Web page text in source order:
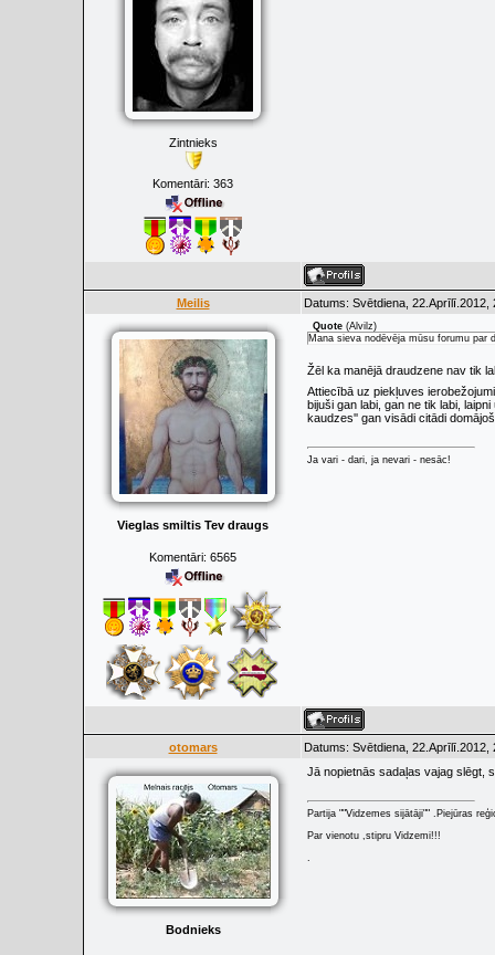
Zintnieks
Komentāri: 363
Meilis Datums: Svētdiena,
Vieglas smiltis Tev draugs
Komentāri: 6565
Quote (Alvilz)
Mana sieva nodēvēja mūsu forumu
Žēl ka manējā draudzene nav tik
Attiecībā uz piekļuves
bijuši gan labi, gan ne tik labi,
kaudzes'' gan visādi citādi
Ja vari - dari, ja nevari - nesāc!
otomars Datums: Svētdiena,
Bodnieks
Jā nopietnās sadaļas vajag slēgt,
Partija ""Vidzemes sijātāji"" .Piejūras
Par vienotu ,stipru Vidzemi!!!
.